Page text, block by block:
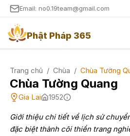
Email: no0.19team@gmail.com
Phật Pháp 365
Trang chủ / Chùa / Chùa Tường
Chùa Tường Quang
Gia Lai 1952
Giới thiệu chi tiết về lịch sử
đặc biệt thành cõi thiền trang